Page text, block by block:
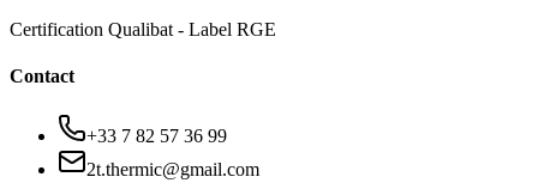
Certification Qualibat - Label RGE
Contact
+33 7 82 57 36 99
2t.thermic@gmail.com